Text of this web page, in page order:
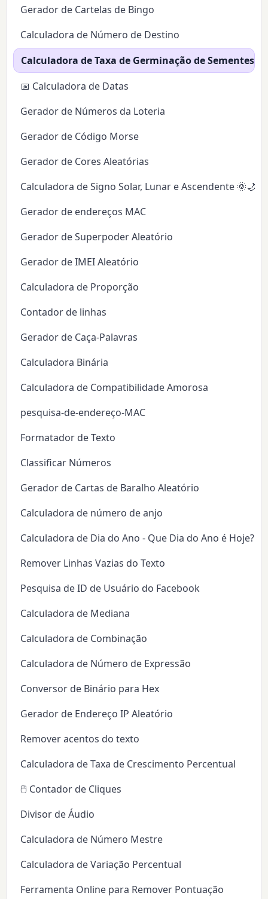
Gerador de Cartelas de Bingo
Calculadora de Número de Destino
Calculadora de Taxa de Germinação de Sementes
📅 Calculadora de Datas
Gerador de Números da Loteria
Gerador de Código Morse
Gerador de Cores Aleatórias
Calculadora de Signo Solar, Lunar e Ascendente 🌞🌙✨
Gerador de endereços MAC
Gerador de Superpoder Aleatório
Gerador de IMEI Aleatório
Calculadora de Proporção
Contador de linhas
Gerador de Caça-Palavras
Calculadora Binária
Calculadora de Compatibilidade Amorosa
pesquisa-de-endereço-MAC
Formatador de Texto
Classificar Números
Gerador de Cartas de Baralho Aleatório
Calculadora de número de anjo
Calculadora de Dia do Ano - Que Dia do Ano é Hoje?
Remover Linhas Vazias do Texto
Pesquisa de ID de Usuário do Facebook
Calculadora de Mediana
Calculadora de Combinação
Calculadora de Número de Expressão
Conversor de Binário para Hex
Gerador de Endereço IP Aleatório
Remover acentos do texto
Calculadora de Taxa de Crescimento Percentual
🖱️ Contador de Cliques
Divisor de Áudio
Calculadora de Número Mestre
Calculadora de Variação Percentual
Ferramenta Online para Remover Pontuação